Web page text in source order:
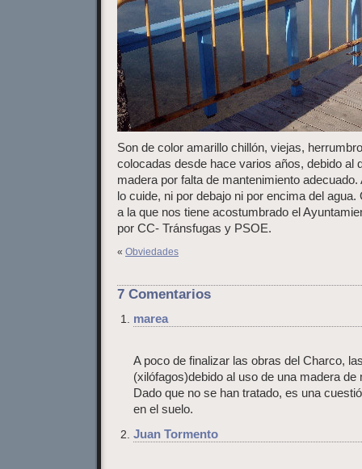
Son de color amarillo chillón, viejas,
colocadas desde hace varios años, debido al
madera por falta de mantenimiento
lo cuide, ni por debajo ni por encima del
a la que nos tiene acostumbrado el
por CC- Tránsfugas y PSOE.
« Obviedades
7 Comentarios
marea
A poco de finalizar las obras del Charco,
(xilófagos)debido al uso de una madera
Dado que no se han tratado, es una
en el suelo.
Juan Tormento